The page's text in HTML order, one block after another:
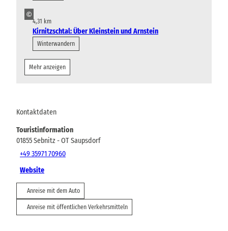
©
4,31 km
Kirnitzschtal: Über Kleinstein und Arnstein
Winterwandern
Mehr anzeigen
Kontaktdaten
Touristinformation
01855Sebnitz- OT Saupsdorf
+49 35971 70960
Website
Anreise mit dem Auto
Anreise mit öffentlichen Verkehrsmitteln